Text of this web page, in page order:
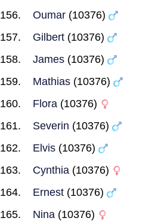
Oumar (10376)
Gilbert (10376)
James (10376)
Mathias (10376)
Flora (10376)
Severin (10376)
Elvis (10376)
Cynthia (10376)
Ernest (10376)
Nina (10376)